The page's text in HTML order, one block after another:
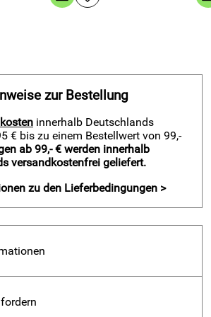
schwarz mit zwei schwarzen
integrierter Kordel zur
und Spiel im Fußball
flat, Super-Dry Hi‑Tech zu anderen
flat mit Super-Dry Ausrüstung leitet
Körper weg und trocknet schneller
Mischgewebe. Das Material bleibt
zur Bestellung
innerhalb Deutschlands
€ bis zu einem Bestellwert von 99,-
ab 99,- € werden innerhalb
versandkostenfrei geliefert.
zu den Lieferbedingungen >